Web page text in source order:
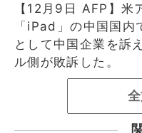
【12月9日 AFP】米
「iPad」の中国国内
として中国企業を訴
ル側が敗訴した。